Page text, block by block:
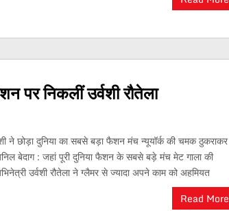
पर निकलीं उर्वशी रौतेला
ने छोड़ा दुनिया का सबसे बड़ा फैशन मंच न्यूयॉर्क की चमक ठुकराकर
बेदाग : जहां पूरी दुनिया फैशन के सबसे बड़े मंच मेट गाला की
उर्वशी रौतेला ने ग्लैमर से ज्यादा अपने काम को अहमियत
Read More